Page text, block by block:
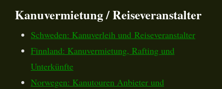
Kanuvermietung / Reiseveranstalter
Schweden: Kanuverleih und Reiseveranstalter
Finnland: Kanuvermietung, Rafting und
Unterkünfte
Norwegen: Kanutouren Anbieter und